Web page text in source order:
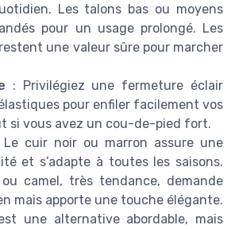
Les talons bas ou moyens
pour un usage prolongé. Les
une valeur sûre pour marcher
: Privilégiez une fermeture éclair
pour enfiler facilement vos
si vous avez un cou-de-pied fort.
Le cuir noir ou marron assure une
et s’adapte à toutes les saisons.
camel, très tendance, demande
mais apporte une touche élégante.
une alternative abordable, mais